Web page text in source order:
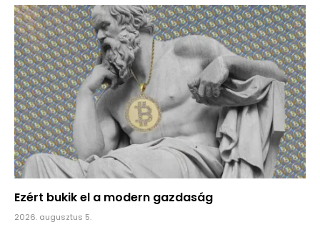
Ezért bukik el a modern gazdaság
2026. augusztus 5.